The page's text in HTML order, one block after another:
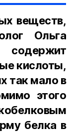
веществ,
Ольга
кислоты,
так мало в
этого
белка в